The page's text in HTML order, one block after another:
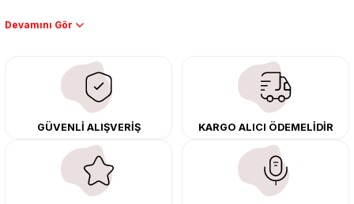
Performans artışı isteyen sürücüler için özel performans egzozları ve
çıkma orijinal ürünler ile yenileyebilir, body kit uygulamalarıyla aracınızın
tasarımını ve aerodinamisini üst seviyeye taşıyabilirsiniz.
Tüm ürünlerimiz orijinal, dayanıklı ve uzun ömürlüdür. İstanbul’daki montaj
merkezimizde profesyonel montaj yapıyor, Türkiye’nin her yerine güvenli
kargo ile teslimat gerçekleştiriyoruz. Aracınıza değer katmak için doğru
adres: Egzoz Sepeti.
GÜVENLİ ALIŞVERİŞ KARGO ALICI ÖDEMELİDİR